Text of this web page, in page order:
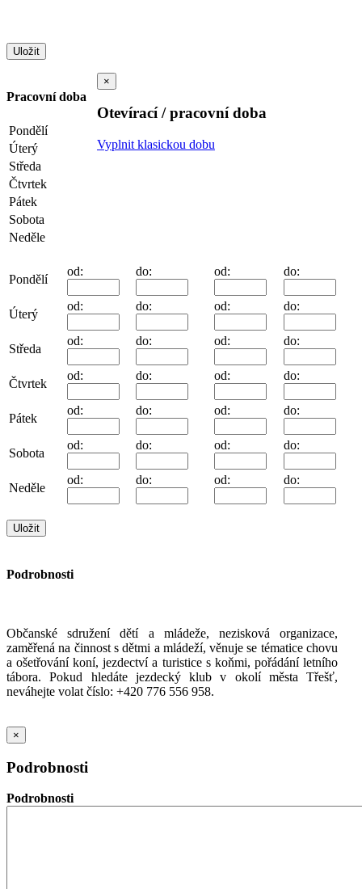
Pracovní doba
Pondělí
Úterý
Středa
Čtvrtek
Pátek
Sobota
Neděle
×
Otevírací / pracovní doba
Vyplnit klasickou dobu
Pondělí
od: do: od: do:
Úterý
od: do: od: do:
Středa
od: do: od: do:
Čtvrtek
od: do: od: do:
Pátek
od: do: od: do:
Sobota
od: do: od: do:
Neděle
od: do: od: do:
Podrobnosti
Občanské sdružení dětí a mládeže, nezisková organizace,
zaměřená na činnost s dětmi a mládeží, věnuje se tématice chovu
a ošetřování koní, jezdectví a turistice s koňmi, pořádání letního
tábora. Pokud hledáte jezdecký klub v okolí města Třešť,
neváhejte volat číslo: +420 776 556 958.
×
Podrobnosti
Podrobnosti